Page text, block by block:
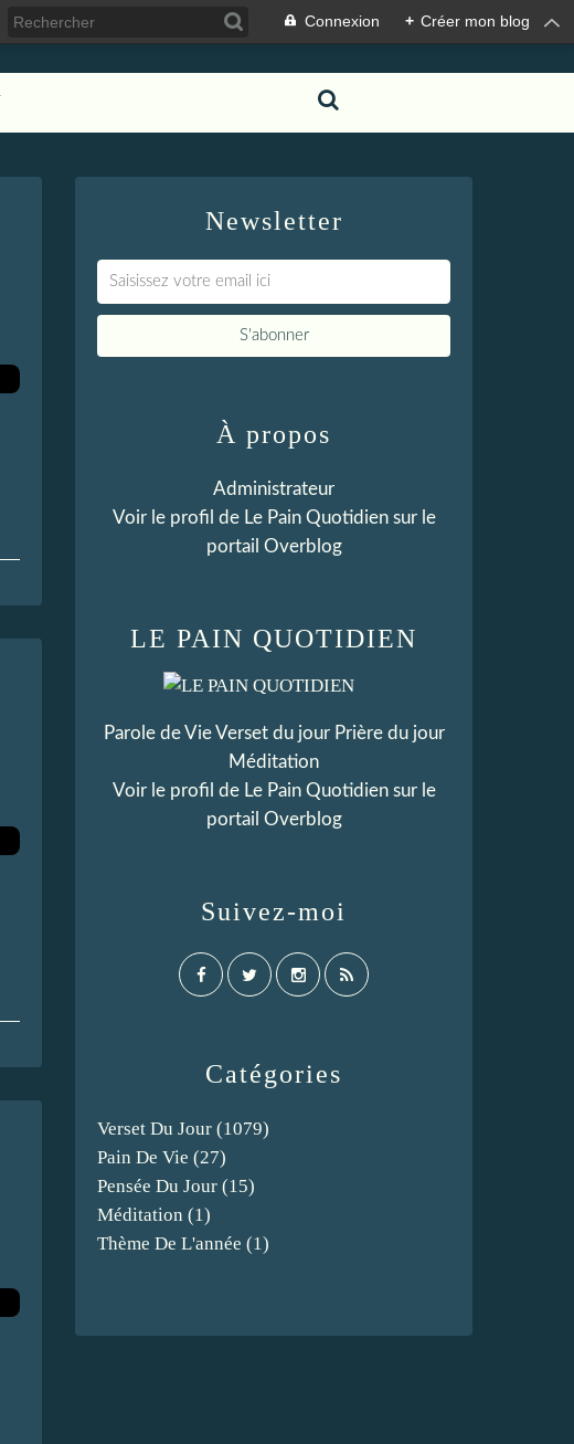
Connexion + Créer mon blog
Newsletter
Catégories
Verset Du Jour (1079)
Pain De Vie (27)
Pensée Du Jour (15)
Méditation (1)
Thème De L'année (1)
LE PAIN QUOTIDIEN
Parole de Vie Verset du jour Prière du jour
Méditation
Voir le profil de Le Pain Quotidiensur le
portail Overblog
Suivez-moi
À propos
Administrateur
Voir le profil de Le Pain Quotidiensur le
portail Overblog